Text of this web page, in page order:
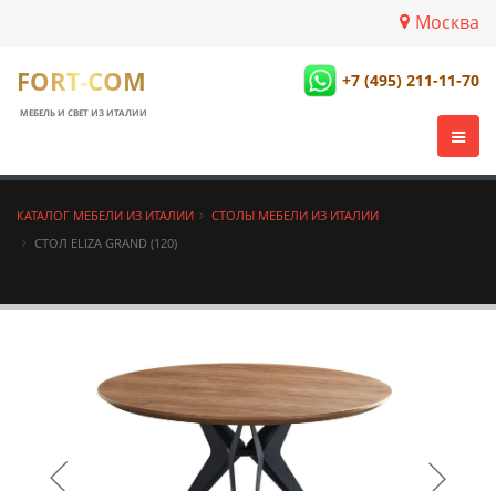
Москва
FORT-COM
МЕБЕЛЬ И СВЕТ ИЗ ИТАЛИИ
+7 (495) 211-11-70
КАТАЛОГ МЕБЕЛИ ИЗ ИТАЛИИ
СТОЛЫ МЕБЕЛИ ИЗ ИТАЛИИ
СТОЛ ELIZA GRAND (120)